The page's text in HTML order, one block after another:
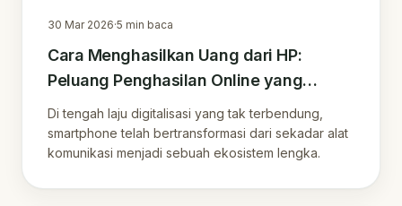
30 Mar 2026·5 min baca
Cara Menghasilkan Uang dari HP:
Peluang Penghasilan Online yang
Terbukti di 2026
Di tengah laju digitalisasi yang tak terbendung,
smartphone telah bertransformasi dari sekadar alat
komunikasi menjadi sebuah ekosistem lengka.